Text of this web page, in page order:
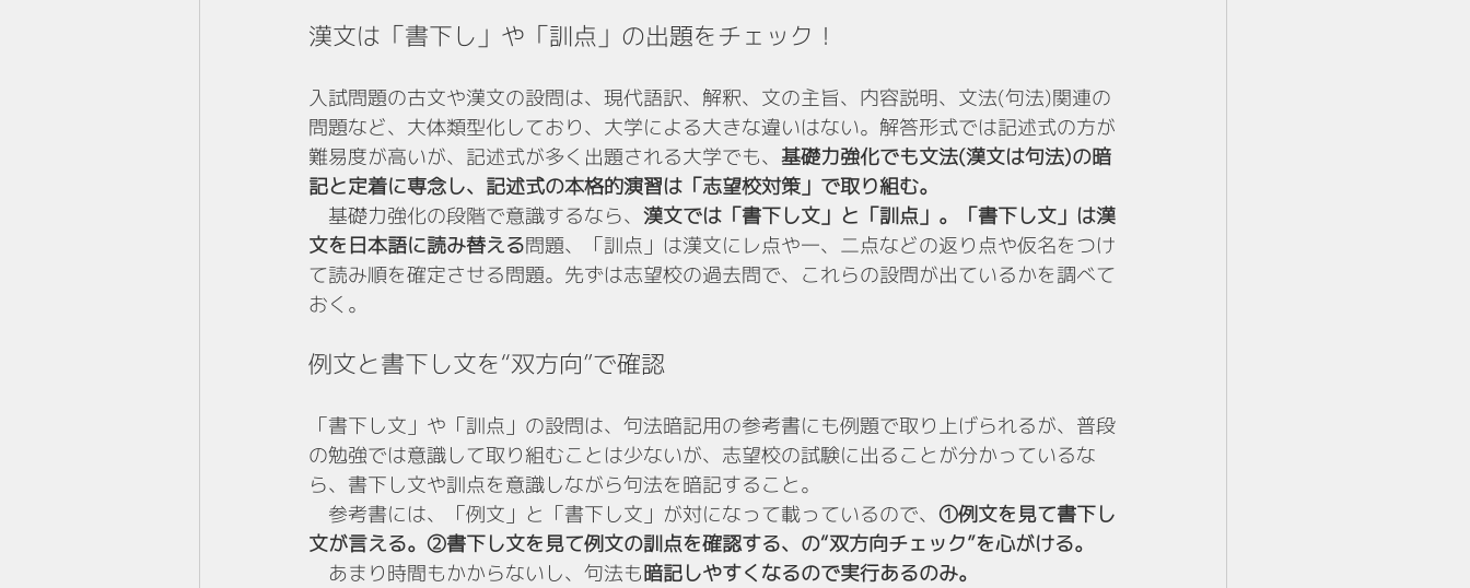
漢文は「書下し」や「訓点」の出題をチェック！
入試問題の古文や漢文の設問は、現代語訳、解釈、文の主旨、内容説明、文法(句法)関連の
問題など、大体類型化しており、大学による大きな違いはない。解答形式では記述式の方が
難易度が高いが、記述式が多く出題される大学でも、 基礎力強化でも文法(漢文は句法)の暗
記と定着に専念し、記述式の本格的演習は「志望校対策」で取り組む。
基礎力強化の段階で意識するなら、 漢文では「書下し文」と「訓点」。「書下し文」は漢
文を日本語に読み替える問題、「訓点」は漢文にレ点や一、二点などの返り点や仮名をつけ
て読み順を確定させる問題。先ずは志望校の過去問で、これらの設問が出ているかを調べて
おく。
例文と書下し文を“双方向”で確認
「書下し文」や「訓点」の設問は、句法暗記用の参考書にも例題で取り上げられるが、普段
の勉強では意識して取り組むことは少ないが、志望校の試験に出ることが分かっているな
ら、書下し文や訓点を意識しながら句法を暗記すること。
参考書には、「例文」と「書下し文」が対になって載っているので、 ①例文を見て書下し
文が言える。②書下し文を見て例文の訓点を確認する、の“双方向チェック”を心がける。
あまり時間もかからないし、句法も暗記しやすくなるので実行あるのみ。